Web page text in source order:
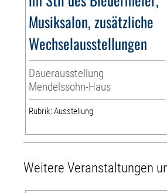
Musiksalon, zusätzliche
Wechselausstellungen
Dauerausstellung
Mendelssohn-Haus
Rubrik: Ausstellung
Weitere Veranstaltungen